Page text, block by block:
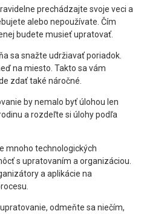
prechádzajte svoje veci a
alebo nepoužívate. Čím
budete musieť upratovať.
sa snažte udržiavať poriadok.
na miesto. Takto sa vám
zdať také náročné.
by nemalo byť úlohou len
a rozdeľte si úlohy podľa
mnoho technologických
s upratovaním a organizáciou.
a aplikácie na
odmeňte sa niečím,